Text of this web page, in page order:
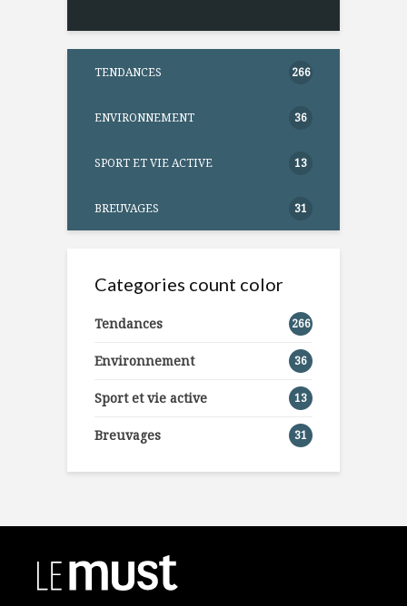
TENDANCES 266
ENVIRONNEMENT 36
SPORT ET VIE ACTIVE 13
BREUVAGES 31
Categories count color
Tendances 266
Environnement 36
Sport et vie active 13
Breuvages 31